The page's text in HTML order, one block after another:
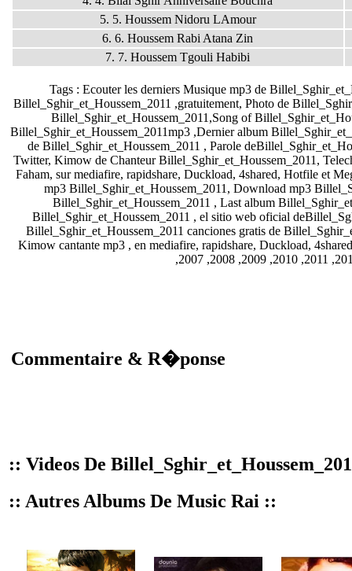
5. 5. Houssem Nidoru LAmour
6. 6. Houssem Rabi Atana Zin
7. 7. Houssem Tgouli Habibi
Tags : Ecouter les derniers Musique mp3 de
Billel_Sghir_et_Houssem_2011 ,gratuitement, Photo de
Billel_Sghir_et_Houssem_2011,Song of
Billel_Sghir_et_Houssem_2011mp3 ,Dernier album
de Billel_Sghir_et_Houssem_2011 , Parole
Twitter, Kimow de ChanteurBillel_Sghir_et_Houssem_2011 ,
Faham, sur mediafire, rapidshare, Duckload, 4shared, Hotfile et
mp3Billel_Sghir_et_Houssem_2011 , Download mp3
Billel_Sghir_et_Houssem_2011 , Last album
Billel_Sghir_et_Houssem_2011 , el sitio web oficial de
Billel_Sghir_et_Houssem_2011 canciones gratis de
Kimow cantantemp3 , en mediafire, rapidshare, Duckload,
,2007 ,2008 ,2009 ,2010 ,2011
Commentaire & R�ponse
:: Videos De
:: Autres Albums De Music Rai ::